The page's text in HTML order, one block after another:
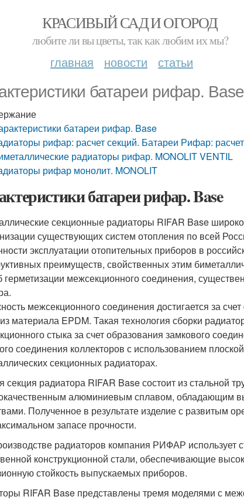
КРАСИВЫЙ САД И ОГОРОД
любите ли вы цветы, так как любим их мы?
главная новости статьи
батареи рифар. Base
батареи рифар. Base
рифар: расчет секций. Батареи Рифар:
радиаторы рифар. MONOLIT VENTIL
рифар монолит. MONOLIT
батареи рифар. Base
секционные радиаторы RIFAR Base
существующих систем отопления по всей
эксплуатации отопительных приборов в
преимуществ, свойственных этим
герметизации межсекционного соединения,
межсекционного соединения достигается за
материала EPDM. Такая технология сборки
стыка за счет образования замкового
соединения коллекторов с использованием
секционных радиаторах.
секция радиатора RIFAR Base состоит из стальной
алюминиевым сплавом, обладающим
Полученное в результате изделие с развитым
запасе прочности.
радиаторов компания РИФАР использует
конструкционной стали, обеспечивающие
стойкость выпускаемых приборов.
RIFAR Base представлены тремя моделями с